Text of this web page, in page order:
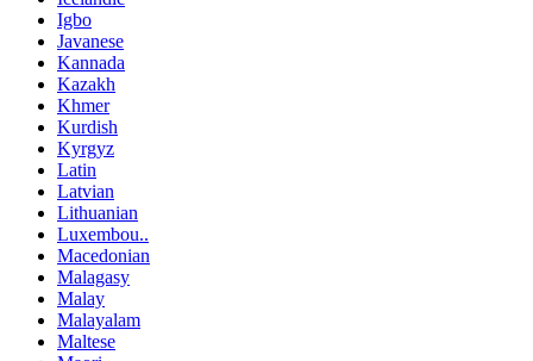
Igbo
Javanese
Kannada
Kazakh
Khmer
Kurdish
Kyrgyz
Latin
Latvian
Lithuanian
Luxembou..
Macedonian
Malagasy
Malay
Malayalam
Maltese